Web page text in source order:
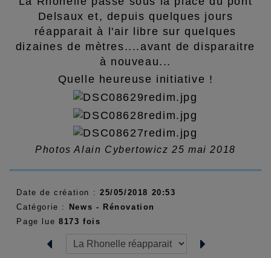
Delsaux et, depuis quelques jours
réapparait à l'air libre sur quelques
dizaines de mètres....avant de disparaitre
à nouveau...
Quelle heureuse initiative !
Photos Alain Cybertowicz 25 mai 2018
Date de création : 25/05/2018 20:53
Catégorie :
News - Rénovation
Page lue 8173 fois